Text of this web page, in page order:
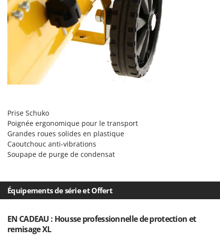
Redback
Resto Italia
Ribimex
Ripartrak
Ritter
River Systems
Rossofuoco
Rover Pompe
Royal Food
Ryobi
S
S.T.P.
Santos
Schnitzer
Prise Schuko
Poignée ergonomique pour le transport
Grandes roues solides en plastique
Caoutchouc anti-vibrations
Soupape de purge de condensat
Équipements de série et Offert
EN CADEAU : Housse professionnelle de protection et
remisage XL